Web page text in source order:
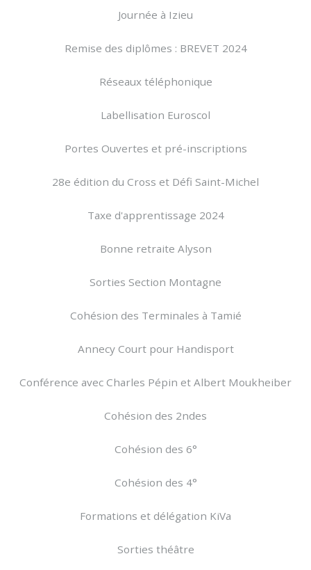
Journée à Izieu
Remise des diplômes : BREVET 2024
Réseaux téléphonique
Labellisation Euroscol
Portes Ouvertes et pré-inscriptions
28e édition du Cross et Défi Saint-Michel
Taxe d'apprentissage 2024
Bonne retraite Alyson
Sorties Section Montagne
Cohésion des Terminales à Tamié
Annecy Court pour Handisport
Conférence avec Charles Pépin et Albert Moukheiber
Cohésion des 2ndes
Cohésion des 6°
Cohésion des 4°
Formations et délégation KiVa
Sorties théâtre